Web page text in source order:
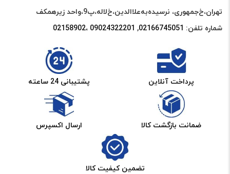
تهران،خ‌جمهوری، نرسیده‌به‌علاالدین،‌خ‌لاله،‌پ9،واحد زیرهمکف
شماره تلفن: 02166745051‌
, 09024322201 ،02158902
پرداخت آنلاین پشتیبانی 24 ساعته
ضمانت بازگشت کالا ارسال اکسپرس
تضمین کیفیت کالا